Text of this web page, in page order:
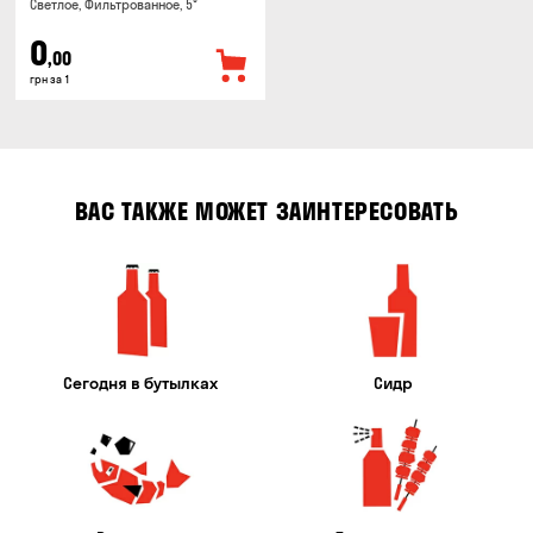
Светлое, Фильтрованное, 5°
0,00
грн за 1
ВАС ТАКЖЕ МОЖЕТ ЗАИНТЕРЕСОВАТЬ
Сегодня в бутылках Сидр